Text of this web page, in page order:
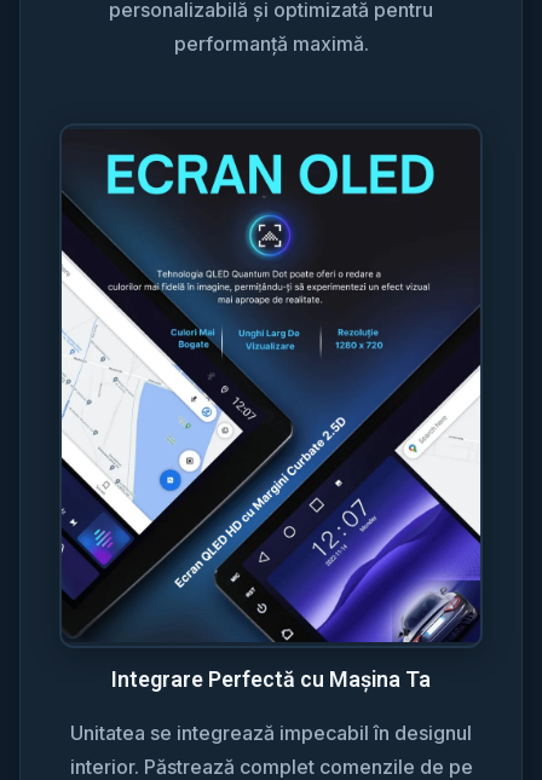
personalizabilă și optimizată pentru
performanță maximă.
Integrare Perfectă cu Mașina Ta
Unitatea se integrează impecabil în designul
interior. Păstrează complet comenzile de pe